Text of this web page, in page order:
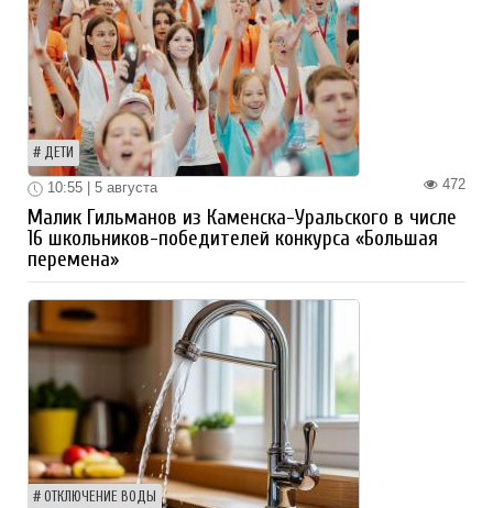
ДЕТИ
472
10:55 | 5 августа
Малик Гильманов из Каменска-Уральского в числе
16 школьников-победителей конкурса «Большая
перемена»
ОТКЛЮЧЕНИЕ ВОДЫ